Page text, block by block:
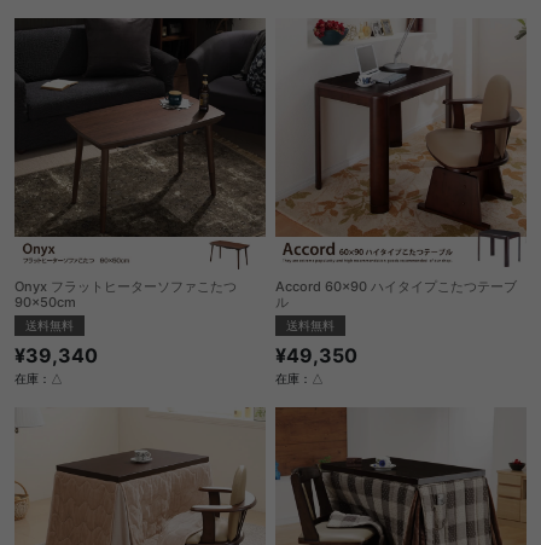
Onyx フラットヒーターソファこたつ
90×50cm
送料無料
¥39,340
在庫：△
Accord 60×90 ハイタイプこたつテーブ
ル
送料無料
¥49,350
在庫：△